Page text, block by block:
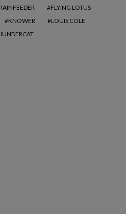
FLYING LOTUS
KNOWER
LOUIS COLE